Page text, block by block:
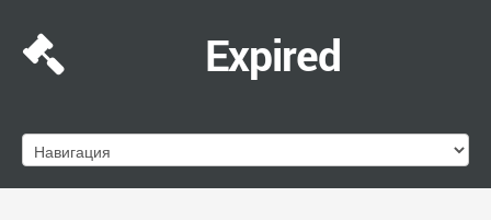
Expired